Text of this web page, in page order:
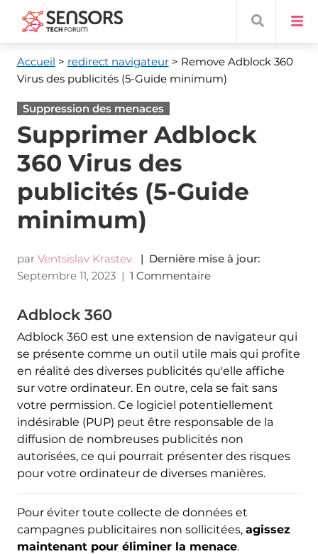
Accueil > redirect navigateur > Remove Adblock360
Virus des publicités (5-Guide minimum)
Suppression des menaces
Supprimer Adblock
360 Virus des
publicités (5-Guide
minimum)
par Ventsislav Krastev
| Dernière mise à jour:
Septembre 11, 2023| 1 Commentaire
Adblock 360
Adblock 360 est une extension de navigateur qui
se présente comme un outil utile mais qui profite
en réalité des diverses publicités qu'elle affiche
sur votre ordinateur. En outre, cela se fait sans
votre permission. Ce logiciel potentiellement
indésirable (PUP) peut être responsable de la
diffusion de nombreuses publicités non
autorisées, ce qui pourrait présenter des risques
pour votre ordinateur de diverses manières.
Pour éviter toute collecte de données et
campagnes publicitaires non sollicitées, agissez
maintenant pour éliminer la menace.